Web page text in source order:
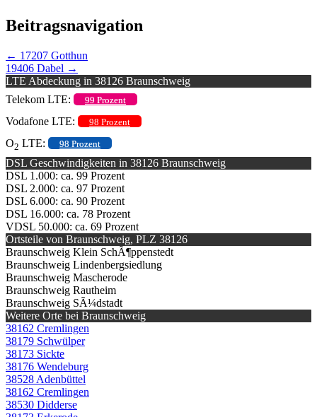
Beitragsnavigation
← 17207 Gotthun
19406 Dabel →
LTE Abdeckung in 38126 Braunschweig
Telekom LTE:
99 Prozent
Vodafone LTE: 98 Prozent
O2 LTE: 98 Prozent
DSL Geschwindigkeiten in 38126 Braunschweig
DSL 1.000: ca. 99 Prozent
DSL 2.000: ca. 97 Prozent
DSL 6.000: ca. 90 Prozent
DSL 16.000: ca. 78 Prozent
VDSL 50.000: ca. 69 Prozent
Ortsteile von Braunschweig, PLZ 38126
Braunschweig Klein SchÃ¶ppenstedt
Braunschweig Lindenbergsiedlung
Braunschweig Mascherode
Braunschweig Rautheim
Braunschweig SÃ¼dstadt
Weitere Orte bei Braunschweig
38162 Cremlingen
38179 Schwülper
38173 Sickte
38176 Wendeburg
38528 Adenbüttel
38162 Cremlingen
38530 Didderse